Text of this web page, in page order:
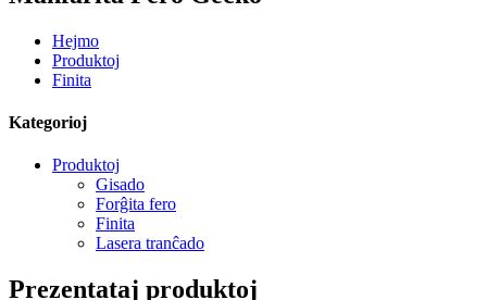
Hejmo
Produktoj
Finita
Kategorioj
Produktoj
Gisado
Forĝita fero
Finita
Lasera tranĉado
Prezentataj produktoj